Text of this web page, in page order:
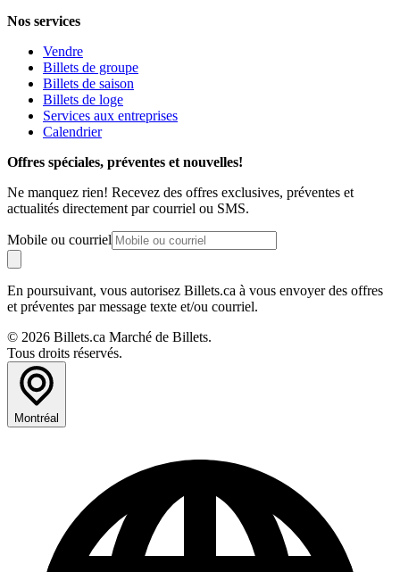
Nos services
Vendre
Billets de groupe
Billets de saison
Billets de loge
Services aux entreprises
Calendrier
Offres spéciales, préventes et nouvelles!
Ne manquez rien! Recevez des offres exclusives, préventes et
actualités directement par courriel ou SMS.
Mobile ou courriel
En poursuivant, vous autorisez Billets.ca à vous envoyer des offres
et préventes par message texte et/ou courriel.
© 2026 Billets.ca Marché de Billets.
Tous droits réservés.
Montréal